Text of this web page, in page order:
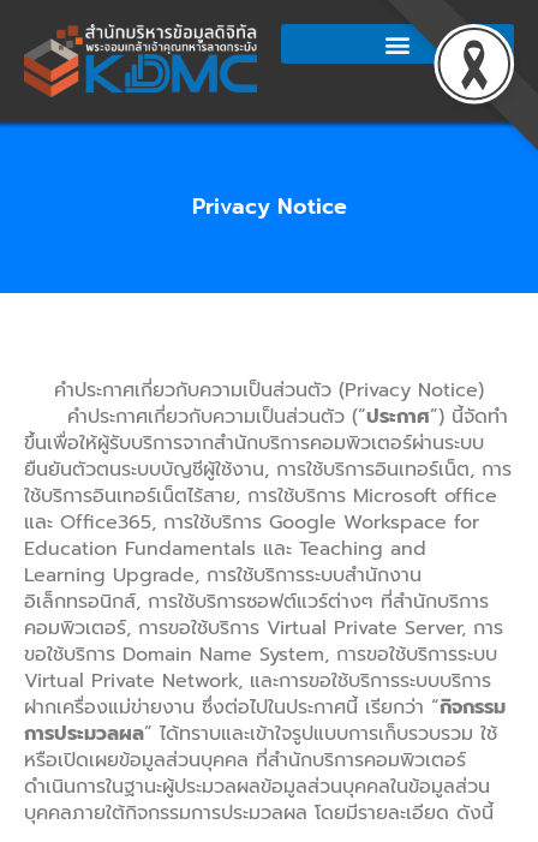
content
Privacy Notice
คำประกาศเกี่ยวกับความเป็นส่วนตัว (Privacy Notice)
คำประกาศเกี่ยวกับความเป็นส่วนตัว (“ประกาศ”) นี้จัดทำ
ขึ้นเพื่อให้ผู้รับบริการจากสำนักบริการคอมพิวเตอร์ผ่านระบบ
ยืนยันตัวตนระบบบัญชีผู้ใช้งาน, การใช้บริการอินเทอร์เน็ต, การ
ใช้บริการอินเทอร์เน็ตไร้สาย, การใช้บริการ Microsoft office
และ Office365, การใช้บริการ Google Workspace for
Education Fundamentals และ Teaching and
Learning Upgrade, การใช้บริการระบบสำนักงาน
อิเล็กทรอนิกส์, การใช้บริการซอฟต์แวร์ต่างๆ ที่สำนักบริการ
คอมพิวเตอร์, การขอใช้บริการ Virtual Private Server, การ
ขอใช้บริการ Domain Name System, การขอใช้บริการระบบ
Virtual Private Network, และการขอใช้บริการระบบบริการ
ฝากเครื่องแม่ข่ายงาน ซึ่งต่อไปในประกาศนี้ เรียกว่า “กิจกรรม
การประมวลผล” ได้ทราบและเข้าใจรูปแบบการเก็บรวบรวม ใช้
หรือเปิดเผยข้อมูลส่วนบุคคล ที่สำนักบริการคอมพิวเตอร์
ดำเนินการในฐานะผู้ประมวลผลข้อมูลส่วนบุคคลในข้อมูลส่วน
บุคคลภายใต้กิจกรรมการประมวลผล โดยมีรายละเอียด ดังนี้